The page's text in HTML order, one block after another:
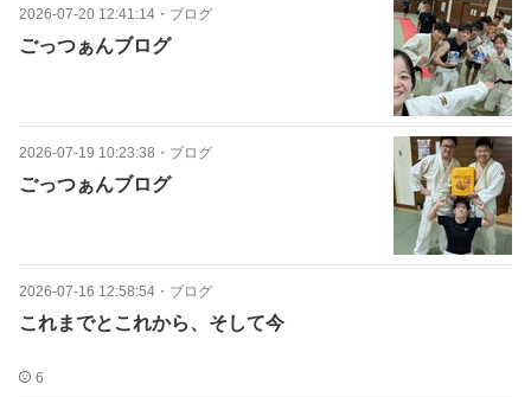
2026-07-20 12:41:14 ・ ブログ
ごっつぁんブログ
2026-07-19 10:23:38 ・ ブログ
ごっつぁんブログ
2026-07-16 12:58:54 ・ ブログ
これまでとこれから、そして今
6